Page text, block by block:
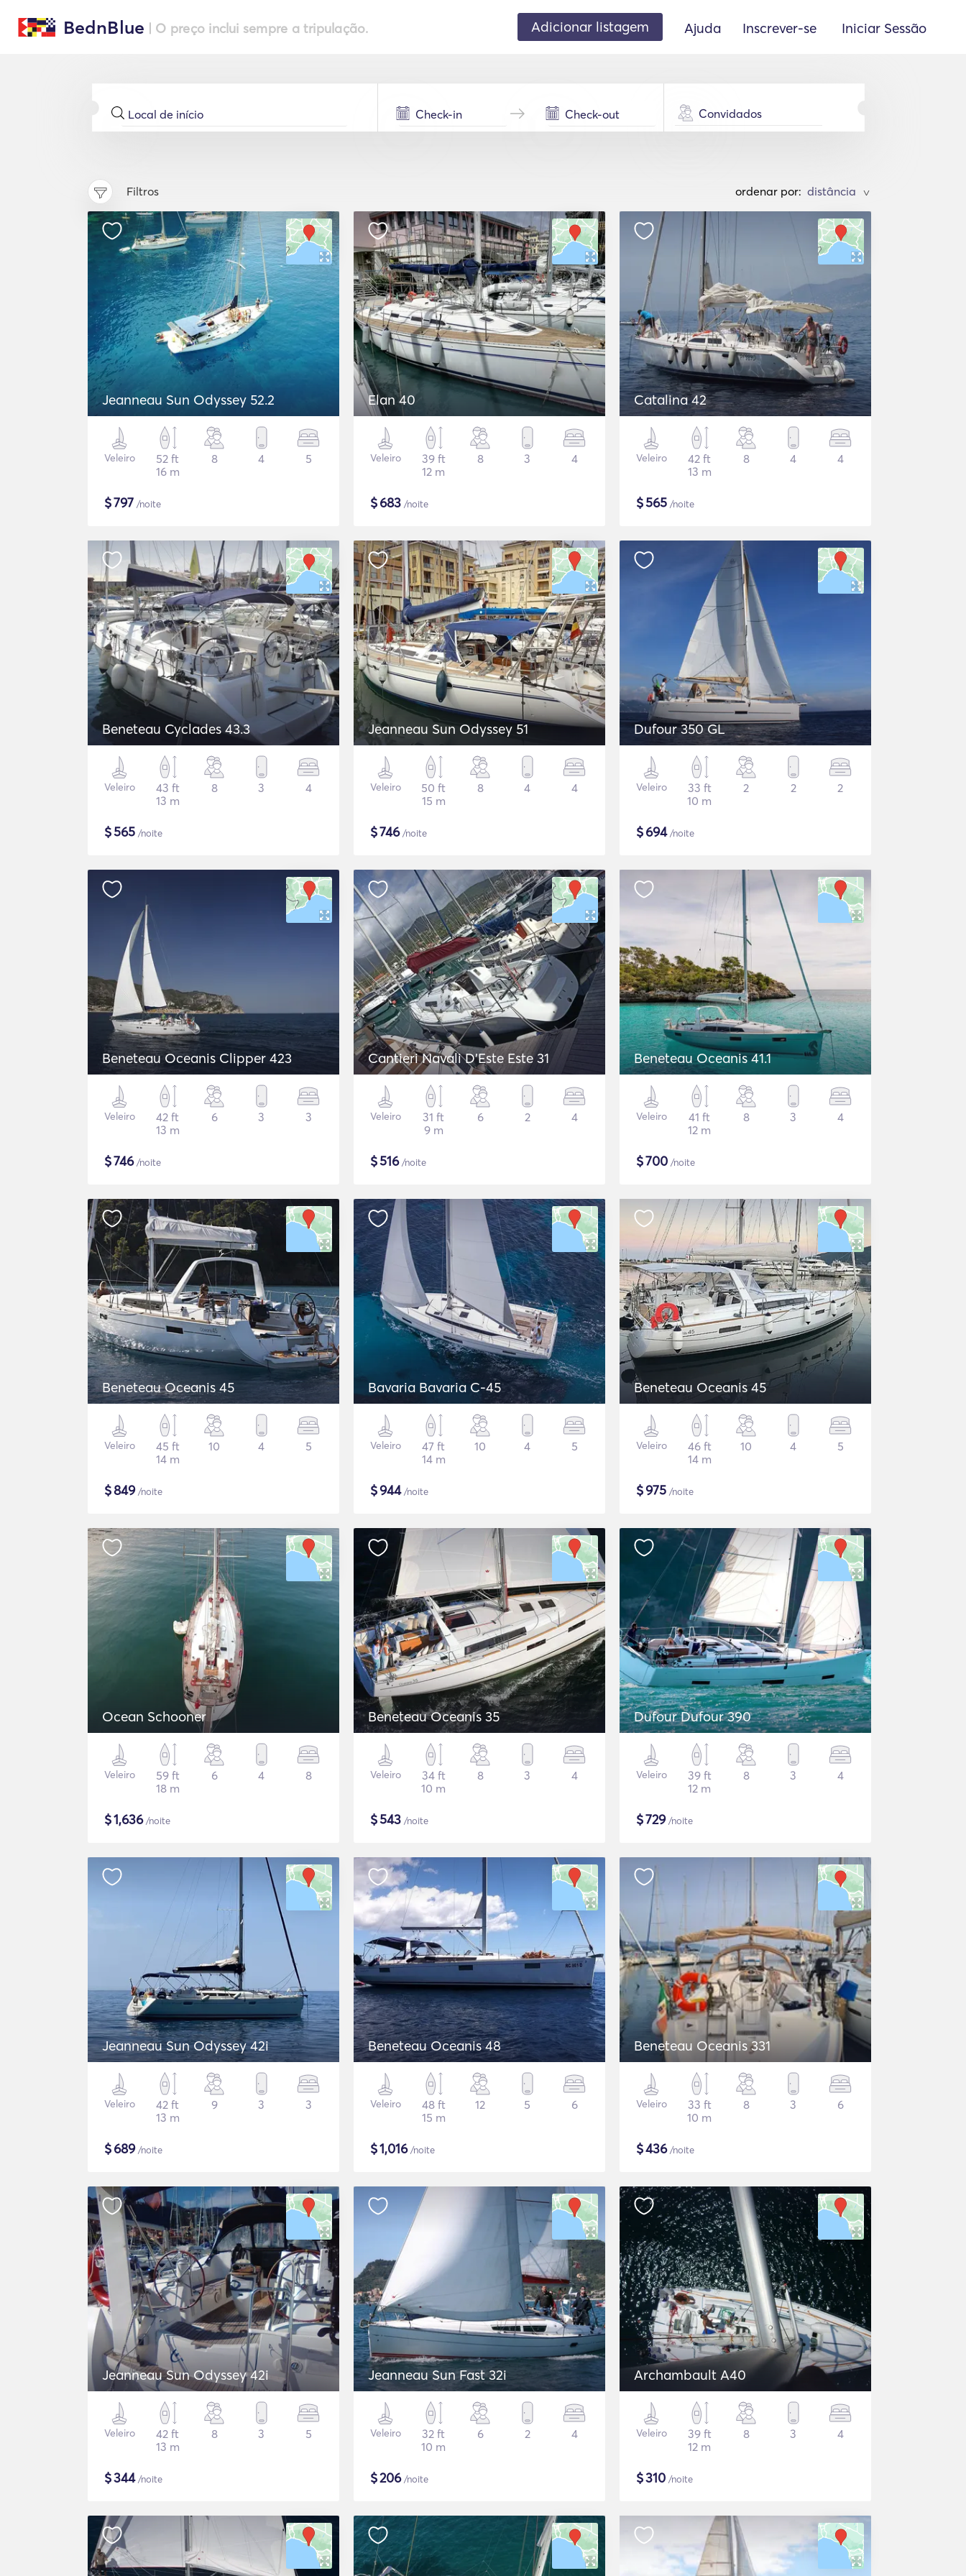
BednBlue | O preço inclui sempre a tripulação. Adicionar listagem Ajuda Inscrever-se Iniciar Sessão
Convidados
Filtros ordenar por: >
Jeanneau Sun Odyssey 52.2
Veleiro
52 ft
16 m
8 4 5
$797 /noite
Elan 40
Veleiro
39 ft
12 m
8 3 4
$683 /noite
Catalina 42
Veleiro
42 ft
13 m
8 4 4
$565 /noite
Beneteau Cyclades 43.3
Veleiro
43 ft
13 m
8 3 4
$565 /noite
Jeanneau Sun Odyssey 51
Veleiro
50 ft
15 m
8 4 4
$746/noite
Dufour 350 GL
Veleiro
33 ft
10 m
2 2 2
$694/noite
Beneteau Oceanis Clipper 423
Veleiro
42 ft
13 m
6 3 3
$746/noite
Cantieri Navali D'Este Este 31
Veleiro
31 ft
9 m
6 2 4
$516/noite
Beneteau Oceanis 41.1
Veleiro
41 ft
12 m
8 3 4
$700 /noite
Beneteau Oceanis 45
Veleiro
45 ft
14 m
10 4 5
$849/noite
Bavaria Bavaria C-45
Veleiro
47 ft
14 m
10 4 5
$944/noite
Beneteau Oceanis 45
Veleiro
46 ft
14 m
10 4 5
$975 /noite
Ocean Schooner
Veleiro
59 ft
18 m
6 4 8
$1,636/noite
Beneteau Oceanis 35
Veleiro
34 ft
10 m
8 3 4
$543 /noite
Dufour Dufour 390
Veleiro
39 ft
12 m
8 3 4
$729/noite
Jeanneau Sun Odyssey 42i
Veleiro
42 ft
13 m
9 3 3
$689/noite
Beneteau Oceanis 48
Veleiro
48 ft
15 m
12 5 6
$1,016/noite
Beneteau Oceanis 331
Veleiro
33 ft
10 m
8 3 6
$436/noite
Jeanneau Sun Odyssey 42i
Veleiro
42 ft
13 m
8 3 5
$344/noite
Jeanneau Sun Fast 32i
Veleiro
32 ft
10 m
6 2 4
$206/noite
Archambault A40
Veleiro
39 ft
12 m
8 3 4
$310 /noite